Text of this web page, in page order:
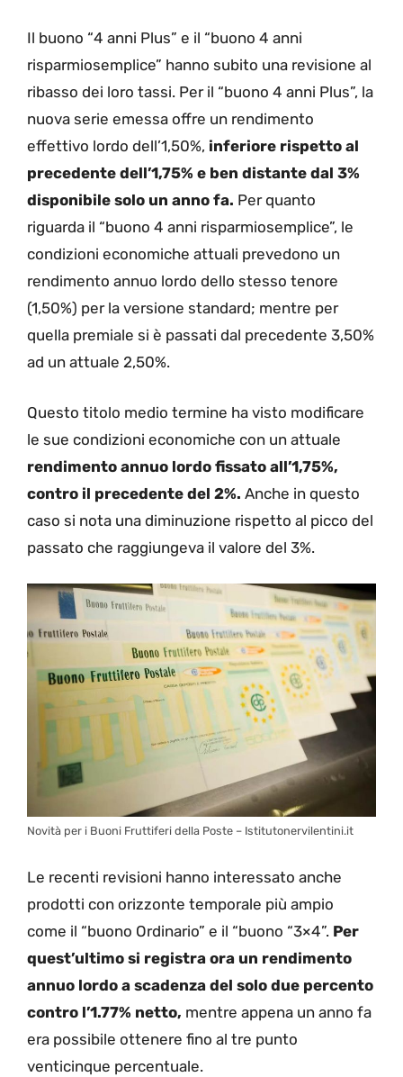
Il buono “4 anni Plus” e il “buono 4 anni
risparmiosemplice” hanno subito una revisione al
ribasso dei loro tassi. Per il “buono 4 anni Plus”, la
nuova serie emessa offre un rendimento
effettivo lordo dell’1,50%, inferiore rispetto al
precedente dell’1,75% e ben distante dal 3%
disponibile solo un anno fa. Per quanto
riguarda il “buono 4 anni risparmiosemplice”, le
condizioni economiche attuali prevedono un
rendimento annuo lordo dello stesso tenore
(1,50%) per la versione standard; mentre per
quella premiale si è passati dal precedente 3,50%
ad un attuale 2,50%.
Questo titolo medio termine ha visto modificare
le sue condizioni economiche con un attuale
rendimento annuo lordo fissato all’1,75%,
contro il precedente del 2%. Anche in questo
caso si nota una diminuzione rispetto al picco del
passato che raggiungeva il valore del 3%.
Novità per i Buoni Fruttiferi della Poste – Istitutonervilentini.it
Le recenti revisioni hanno interessato anche
prodotti con orizzonte temporale più ampio
come il “buono Ordinario” e il “buono “3×4”. Per
quest’ultimo si registra ora un rendimento
annuo lordo a scadenza del solo due percento
contro l’1.77% netto, mentre appena un anno fa
era possibile ottenere fino al tre punto
venticinque percentuale.